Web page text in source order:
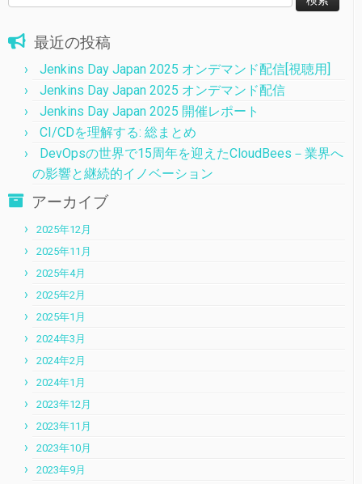
索:
最近の投稿
Jenkins Day Japan 2025 オンデマンド配信[視聴用]
Jenkins Day Japan 2025 オンデマンド配信
Jenkins Day Japan 2025 開催レポート
CI/CDを理解する: 総まとめ
DevOpsの世界で15周年を迎えたCloudBees－業界へ
の影響と継続的イノベーション
アーカイブ
2025年12月
2025年11月
2025年4月
2025年2月
2025年1月
2024年3月
2024年2月
2024年1月
2023年12月
2023年11月
2023年10月
2023年9月